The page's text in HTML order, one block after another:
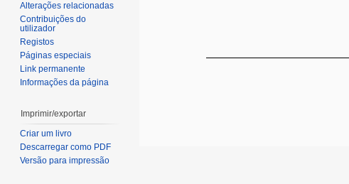
Alterações relacionadas
Contribuições do
utilizador
Registos
Páginas especiais
Link permanente
Informações da página
Imprimir/exportar
Criar um livro
Descarregar como PDF
Versão para impressão